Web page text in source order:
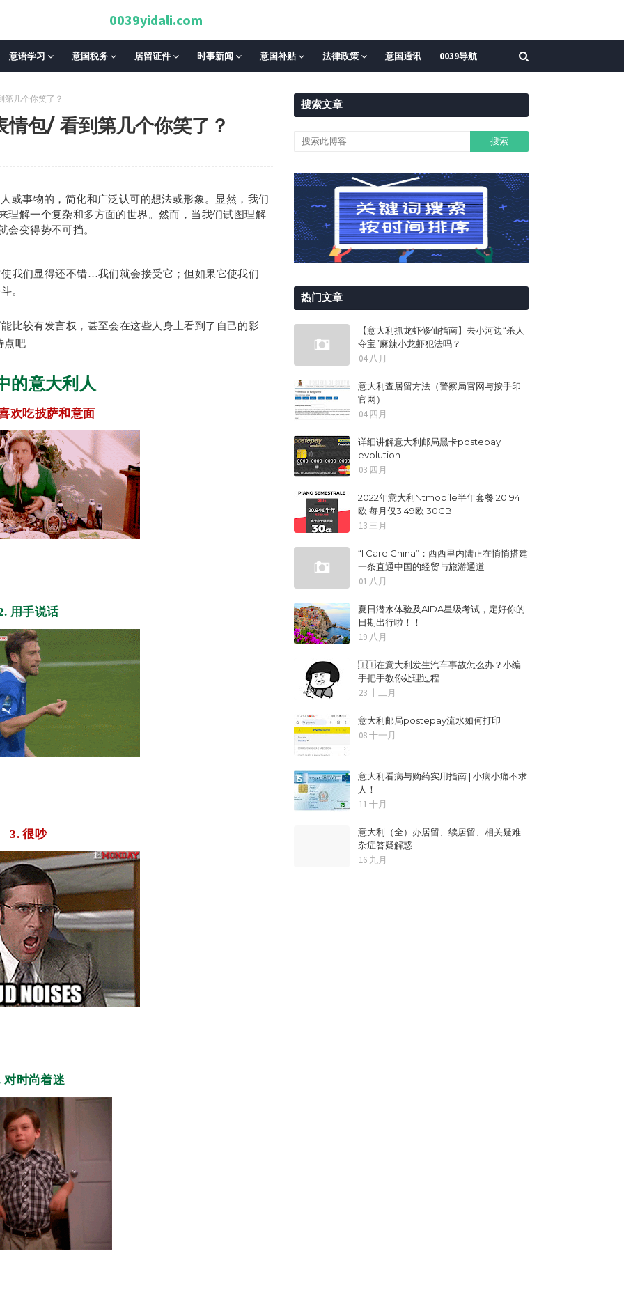
0039yidali.com
意语学习 意国税务 居留证件 时事新闻 意国补贴 法律政策 意国通讯 0039导航
第几个你笑了？
包/ 看到第几个你笑了？
或事物的，简化和广泛认可的想法或形象。 显然，我们
解一个复杂和多方面的世界。然而，当我们试图理解
会变得势不可挡。
我们显得还不错…我们就会接受它；但如果它使我们
。
比较有发言权，甚至会在这些人身上看到了自己的影
点吧
的意大利人
欢吃披萨和意面
用手说话
3.很吵
对时尚着迷
搜索文章
热门文章
【意大利抓龙虾修仙指南】去小河边“杀人
夺宝”麻辣小龙虾犯法吗？
04 八月
意大利查居留方法（警察局官网与按手印
官网）
04 四月
详细讲解意大利邮局黑卡postepay
evolution
03 四月
2022年意大利Ntmobile半年套餐 20.94
欧 每月仅3.49欧 30GB
13 三月
“I Care China”：西西里内陆正在悄悄搭建
一条直通中国的经贸与旅游通道
01 八月
夏日潜水体验及AIDA星级考试，定好你的
日期出行啦！！
19 八月
🇮🇹在意大利发生汽车事故怎么办？小编
手把手教你处理过程
23 十二月
意大利邮局postepay流水如何打印
08 十一月
意大利看病与购药实用指南 | 小病小痛不求
人！
11 十月
意大利（全）办居留、续居留、相关疑难
杂症答疑解惑
16 九月